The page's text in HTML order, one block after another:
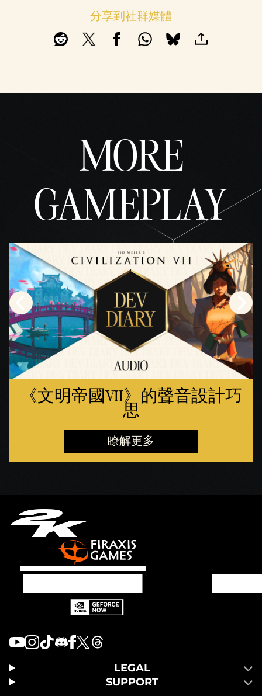
分享到社群媒體
MORE
GAMEPLAY
《文明帝國VII》的聲音設計巧
思
瞭解更多
LEGAL
SUPPORT